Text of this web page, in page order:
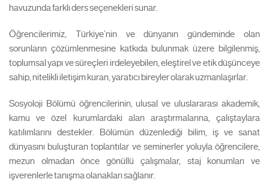
havuzunda farklı ders seçenekleri sunar.
Öğrencilerimiz, Türkiye’nin ve dünyanın gündeminde olan
sorunların çözümlenmesine katkıda bulunmak üzere bilgilenmiş,
toplumsal yapı ve süreçleri irdeleyebilen, eleştirel ve etik düşünceye
sahip, nitelikli iletişim kuran, yaratıcı bireyler olarak uzmanlaşırlar.
Sosyoloji Bölümü öğrencilerinin, ulusal ve uluslararası akademik,
kamu ve özel kurumlardaki alan araştırmalarına, çalıştaylara
katılımlarını destekler. Bölümün düzenlediği bilim, iş ve sanat
dünyasını buluşturan toplantılar ve seminerler yoluyla öğrencilere,
mezun olmadan önce gönüllü çalışmalar, staj konumları ve
işverenlerle tanışma olanakları sağlanır.